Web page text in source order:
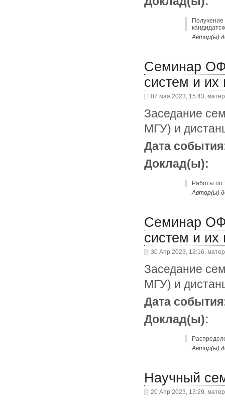
Автор(ы)
Семинар
систем и их
07 мая 2023, 15:43,
Заседание
МГУ) и
Дата
Доклад(ы):
Работы по
Автор(ы)
Семинар
систем и их
30 Апр 2023, 12:16,
Заседание
МГУ) и
Дата
Доклад(ы):
Автор(ы)
Научный
20 Апр 2023, 13:29,